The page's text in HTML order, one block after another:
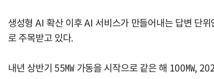
생성형 AI 확산 이후 AI 서비스가 만들어내는 답변 단
로 주목받고 있다.
내년 상반기 55㎿ 가동을 시작으로 같은 해 100㎿,